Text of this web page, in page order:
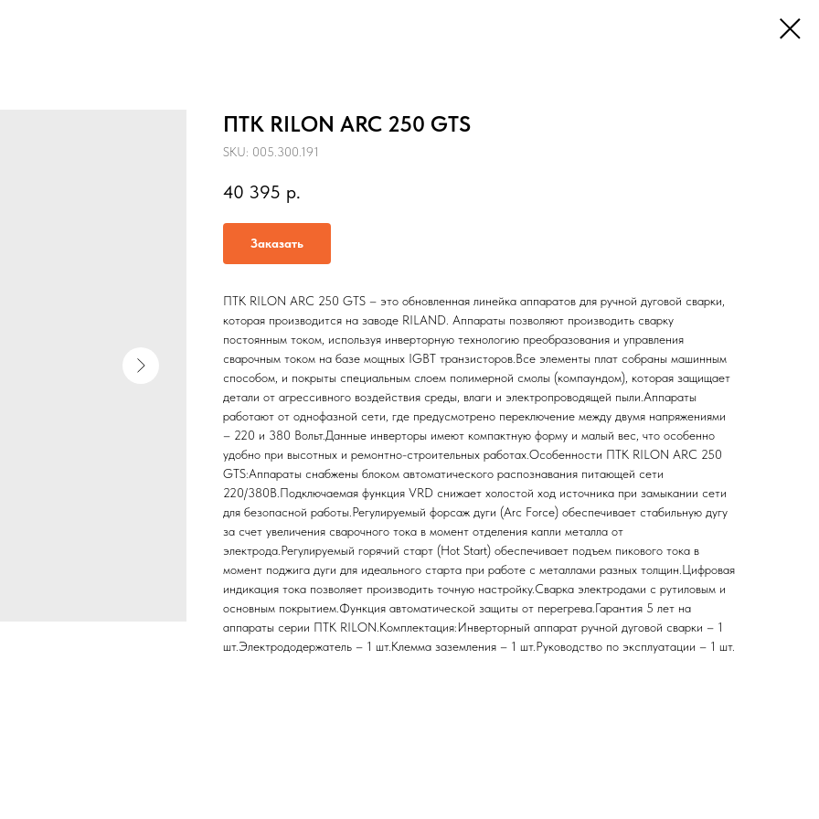
ПТК RILON ARC 250 GTS
SKU: 005.300.191
40 395 р.
Заказать
ПТК RILON ARC 250 GTS – это обновленная линейка аппаратов для ручной дуговой сварки,
которая производится на заводе RILAND. Аппараты позволяют производить сварку
постоянным током, используя инверторную технологию преобразования и управления
сварочным током на базе мощных IGBT транзисторов.Все элементы плат собраны машинным
способом, и покрыты специальным слоем полимерной смолы (компаундом), которая защищает
детали от агрессивного воздействия среды, влаги и электропроводящей пыли.Аппараты
работают от однофазной сети, где предусмотрено переключение между двумя напряжениями
– 220 и 380 Вольт.Данные инверторы имеют компактную форму и малый вес, что особенно
удобно при высотных и ремонтно-строительных работах.Особенности ПТК RILON ARC 250
GTS:Аппараты снабжены блоком автоматического распознавания питающей сети
220/380В.Подключаемая функция VRD снижает холостой ход источника при замыкании сети
для безопасной работы.Регулируемый форсаж дуги (Arc Force) обеспечивает стабильную дугу
за счет увеличения сварочного тока в момент отделения капли металла от
электрода.Регулируемый горячий старт (Hot Start) обеспечивает подъем пикового тока в
момент поджига дуги для идеального старта при работе с металлами разных толщин.Цифровая
индикация тока позволяет производить точную настройку.Сварка электродами с рутиловым и
основным покрытием.Функция автоматической защиты от перегрева.Гарантия 5 лет на
аппараты серии ПТК RILON.Комплектация:Инверторный аппарат ручной дуговой сварки – 1
шт.Электрододержатель – 1 шт.Клемма заземления – 1 шт.Руководство по эксплуатации – 1 шт.